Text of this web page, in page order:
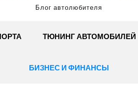
Блог автолюбителя
ТЮНИНГ АВТОМОБИЛЕЙ
БИЗНЕС И ФИНАНСЫ